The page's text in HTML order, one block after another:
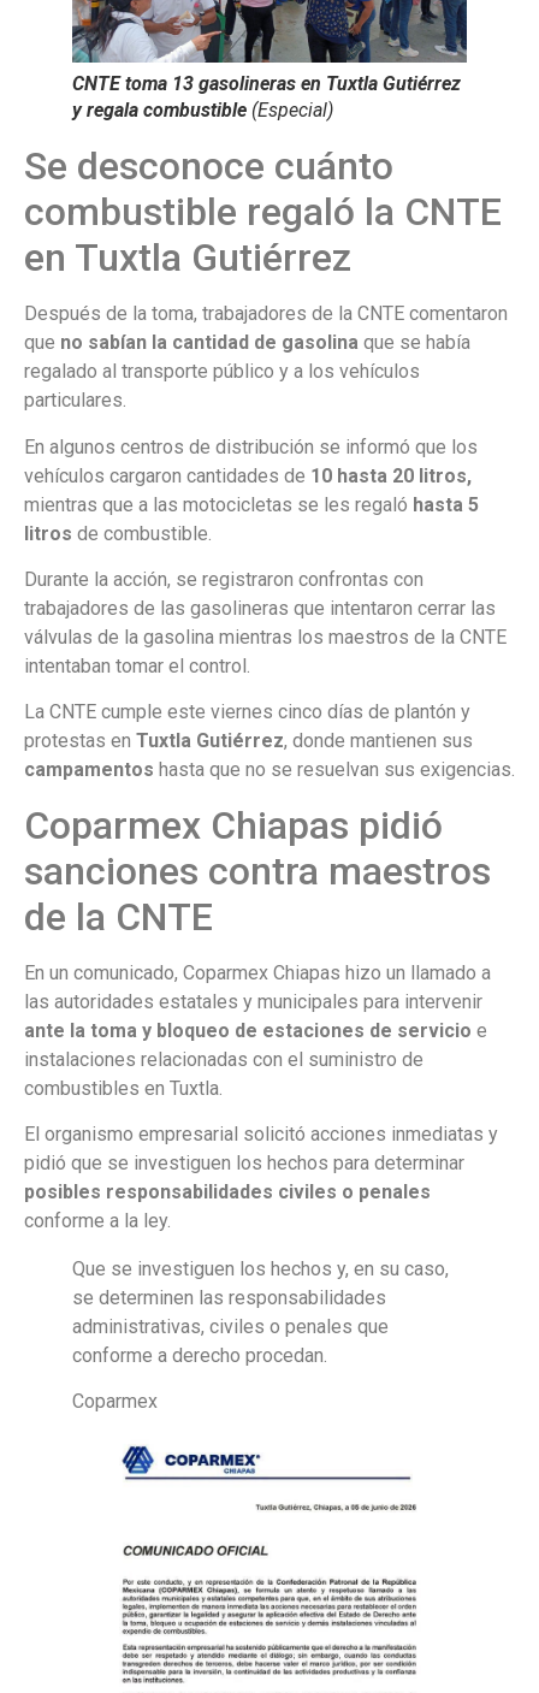
CNTE toma 13 gasolineras en Tuxtla Gutiérrez
y regala combustible (Especial)
Se desconoce cuánto
combustible regaló la CNTE
en Tuxtla Gutiérrez
Después de la toma, trabajadores de la CNTE comentaron
que no sabían la cantidad de gasolina que se había
regalado al transporte público y a los vehículos
particulares.
En algunos centros de distribución se informó que los
vehículos cargaron cantidades de 10 hasta 20 litros,
mientras que a las motocicletas se les regaló hasta 5
litros de combustible.
Durante la acción, se registraron confrontas con
trabajadores de las gasolineras que intentaron cerrar las
válvulas de la gasolina mientras los maestros de la CNTE
intentaban tomar el control.
La CNTE cumple este viernes cinco días de plantón y
protestas en Tuxtla Gutiérrez, donde mantienen sus
campamentos hasta que no se resuelvan sus exigencias.
Coparmex Chiapas pidió
sanciones contra maestros
de la CNTE
En un comunicado, Coparmex Chiapas hizo un llamado a
las autoridades estatales y municipales para intervenir
ante la toma y bloqueo de estaciones de servicio e
instalaciones relacionadas con el suministro de
combustibles en Tuxtla.
El organismo empresarial solicitó acciones inmediatas y
pidió que se investiguen los hechos para determinar
posibles responsabilidades civiles o penales
conforme a la ley.
Que se investiguen los hechos y, en su caso,
se determinen las responsabilidades
administrativas, civiles o penales que
conforme a derecho procedan.
Coparmex